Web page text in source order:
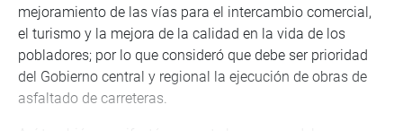
mejoramiento de las vías para el intercambio comercial,
el turismo y la mejora de la calidad en la vida de los
pobladores; por lo que consideró que debe ser prioridad
del Gobierno central y regional la ejecución de obras de
asfaltado de carreteras.